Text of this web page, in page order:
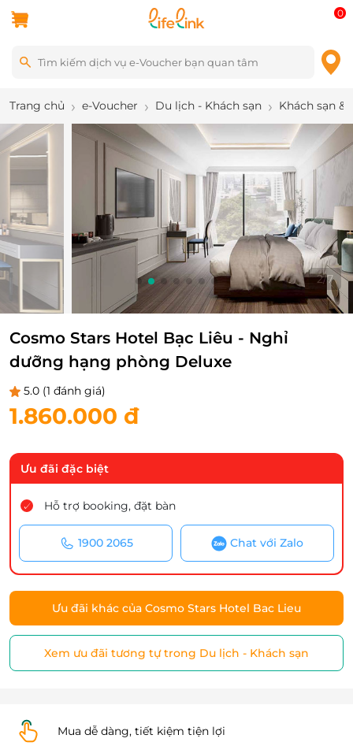
0
Trang chủ e-Voucher Du lịch - Khách sạn Khách sạn &
2/7
Cosmo Stars Hotel Bạc Liêu - Nghỉ
dưỡng hạng phòng Deluxe
5.0 (1 đánh giá)
1.860.000 đ
Ưu đãi đặc biệt
Hỗ trợ booking, đặt bàn
1900 2065 Chat với Zalo
Ưu đãi khác của Cosmo Stars Hotel Bac Lieu
Xem ưu đãi tương tự trong Du lịch - Khách sạn
Mua dễ dàng, tiết kiệm tiện lợi